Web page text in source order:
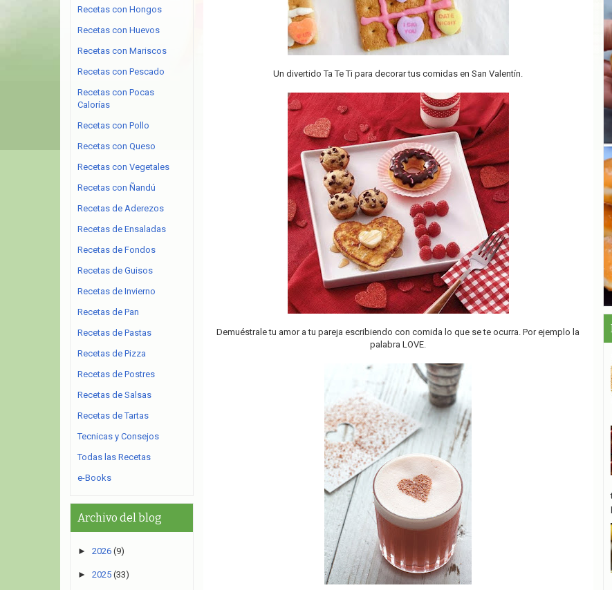
Un divertido Ta Te Ti para decorar tus comidas en San Valentín.
Demuéstrale tu amor a tu pareja escribiendo con comida lo que se te ocurra. Por ejemplo la
palabra LOVE.
Recetas con Hongos
Recetas con Huevos
Recetas con Mariscos
Recetas con Pescado
Recetas con Pocas
Calorías
Recetas con Pollo
Recetas con Queso
Recetas con Vegetales
Recetas con Ñandú
Recetas de Aderezos
Recetas de Ensaladas
Recetas de Fondos
Recetas de Guisos
Recetas de Invierno
Recetas de Pan
Recetas de Pastas
Recetas de Pizza
Recetas de Postres
Recetas de Salsas
Recetas de Tartas
Tecnicas y Consejos
Todas las Recetas
e-Books
Archivo del blog
► 2026 (9)
► 2025 (33)